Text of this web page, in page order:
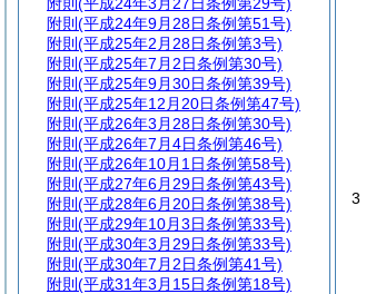
3
附則 (平成24年9月28日条例第51号)
附則 (平成25年2月28日条例第3号)
附則 (平成25年7月2日条例第30号)
附則 (平成25年9月30日条例第39号)
附則 (平成25年12月20日条例第47号)
附則 (平成26年3月28日条例第30号)
附則 (平成26年7月4日条例第46号)
附則 (平成26年10月1日条例第58号)
附則 (平成27年6月29日条例第43号)
附則 (平成28年6月20日条例第38号)
附則 (平成29年10月3日条例第33号)
附則 (平成30年3月29日条例第33号)
附則 (平成30年7月2日条例第41号)
附則 (平成31年3月15日条例第18号)